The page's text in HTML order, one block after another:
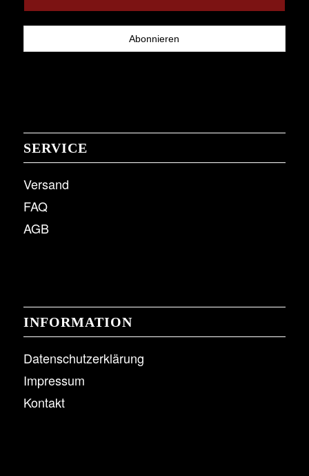
SERVICE
Versand
FAQ
AGB
INFORMATION
Datenschutzerklärung
Impressum
Kontakt